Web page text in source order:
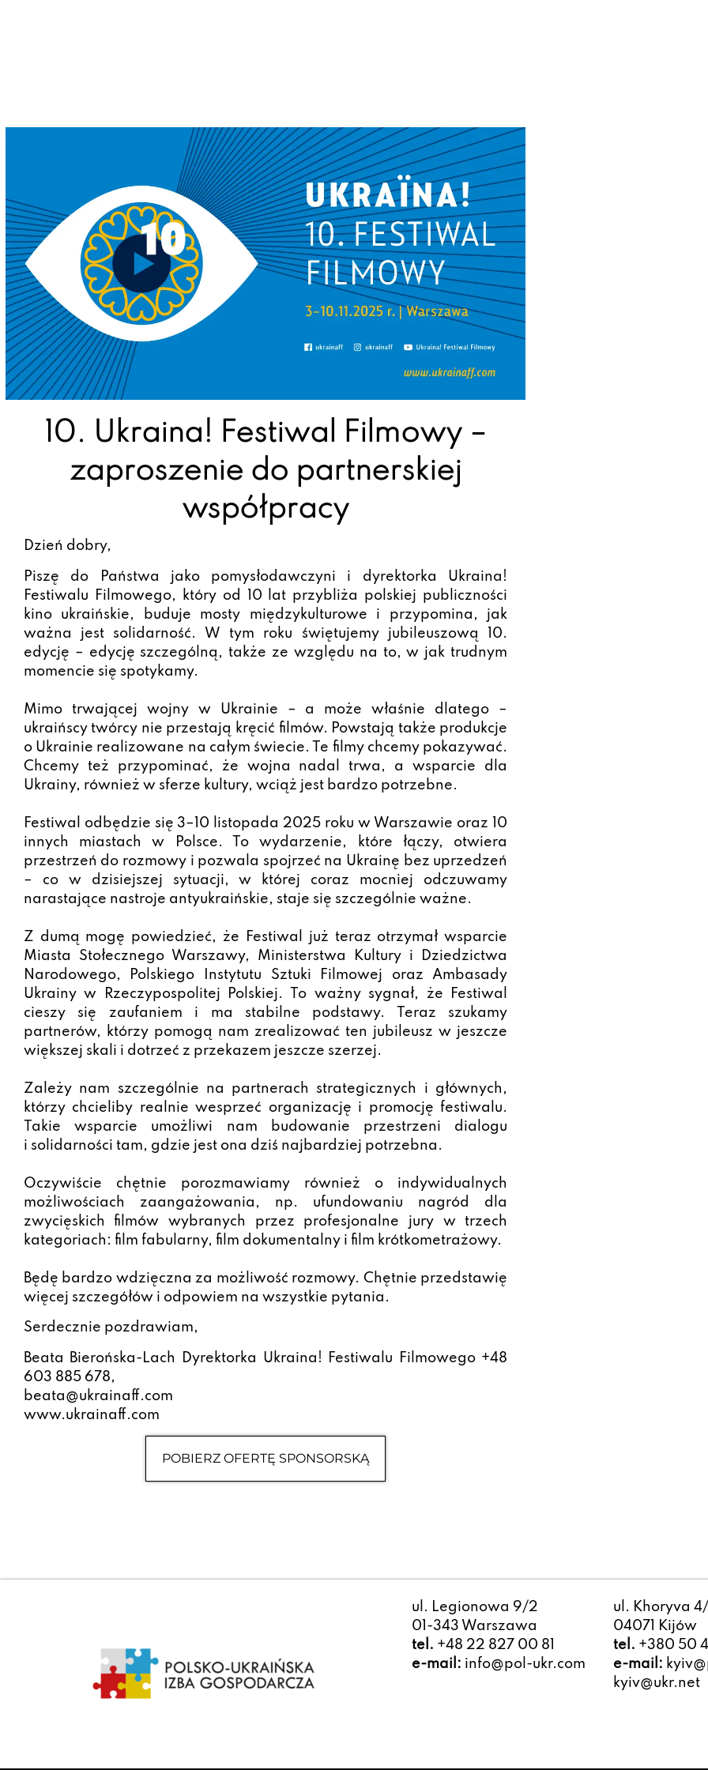
10. Ukraina! Festiwal Filmowy –
zaproszenie do partnerskiej
współpracy
Dzień dobry,
Piszę do Państwa jako pomysłodawczyni i dyrektorka Ukraina!
Festiwalu Filmowego, który od 10 lat przybliża polskiej publiczności
kino ukraińskie, buduje mosty międzykulturowe i przypomina, jak
ważna jest solidarność. W tym roku świętujemy jubileuszową 10.
edycję – edycję szczególną, także ze względu na to, w jak trudnym
momencie się spotykamy.
Mimo trwającej wojny w Ukrainie – a może właśnie dlatego –
ukraińscy twórcy nie przestają kręcić filmów. Powstają także produkcje
o Ukrainie realizowane na całym świecie. Te filmy chcemy pokazywać.
Chcemy też przypominać, że wojna nadal trwa, a wsparcie dla
Ukrainy, również w sferze kultury, wciąż jest bardzo potrzebne.
Festiwal odbędzie się 3–10 listopada 2025 roku w Warszawie oraz 10
innych miastach w Polsce. To wydarzenie, które łączy, otwiera
przestrzeń do rozmowy i pozwala spojrzeć na Ukrainę bez uprzedzeń
– co w dzisiejszej sytuacji, w której coraz mocniej odczuwamy
narastające nastroje antyukraińskie, staje się szczególnie ważne.
Z dumą mogę powiedzieć, że Festiwal już teraz otrzymał wsparcie
Miasta Stołecznego Warszawy, Ministerstwa Kultury i Dziedzictwa
Narodowego, Polskiego Instytutu Sztuki Filmowej oraz Ambasady
Ukrainy w Rzeczypospolitej Polskiej. To ważny sygnał, że Festiwal
cieszy się zaufaniem i ma stabilne podstawy. Teraz szukamy
partnerów, którzy pomogą nam zrealizować ten jubileusz w jeszcze
większej skali i dotrzeć z przekazem jeszcze szerzej.
Zależy nam szczególnie na partnerach strategicznych i głównych,
którzy chcieliby realnie wesprzeć organizację i promocję festiwalu.
Takie wsparcie umożliwi nam budowanie przestrzeni dialogu
i solidarności tam, gdzie jest ona dziś najbardziej potrzebna.
Oczywiście chętnie porozmawiamy również o indywidualnych
możliwościach zaangażowania, np. ufundowaniu nagród dla
zwycięskich filmów wybranych przez profesjonalne jury w trzech
kategoriach: film fabularny, film dokumentalny i film krótkometrażowy.
Będę bardzo wdzięczna za możliwość rozmowy. Chętnie przedstawię
więcej szczegółów i odpowiem na wszystkie pytania.
Serdecznie pozdrawiam,
Beata Bierońska-Lach Dyrektorka Ukraina! Festiwalu Filmowego +48
603 885 678,
beata@ukrainaff.com
www.ukrainaff.com
POBIERZ OFERTĘ SPONSORSKĄ
ul. Legionowa 9/2
01-343 Warszawa
tel. +48 22 827 00 81
e-mail: info@pol-ukr.com
ul. Khoryva
04071 Kijów
tel. +380 50
e-mail:
kyiv@ukr.net